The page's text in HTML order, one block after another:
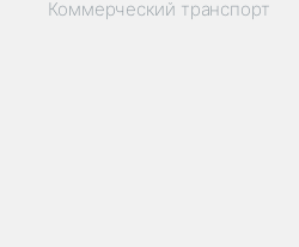
Коммерческий транспорт